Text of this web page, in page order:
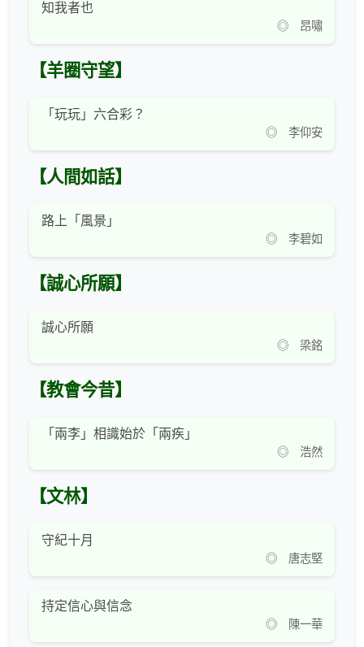
知我者也
◎ 昂嘯
【羊圈守望】
「玩玩」六合彩？
◎ 李仰安
【人間如話】
路上「風景」
◎ 李碧如
【誠心所願】
誠心所願
◎ 梁銘
【教會今昔】
「兩李」相識始於「兩疾」
◎ 浩然
【文林】
守紀十月
◎ 唐志堅
持定信心與信念
◎ 陳一華